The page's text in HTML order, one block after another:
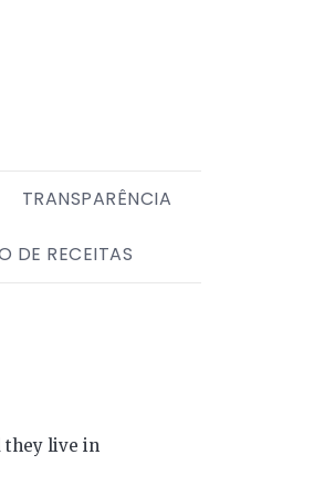
TRANSPARÊNCIA
DE RECEITAS
they live in